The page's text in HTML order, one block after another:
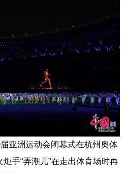
亚洲运动会闭幕式在杭州奥体
手“弄潮儿”在走出体育场时再